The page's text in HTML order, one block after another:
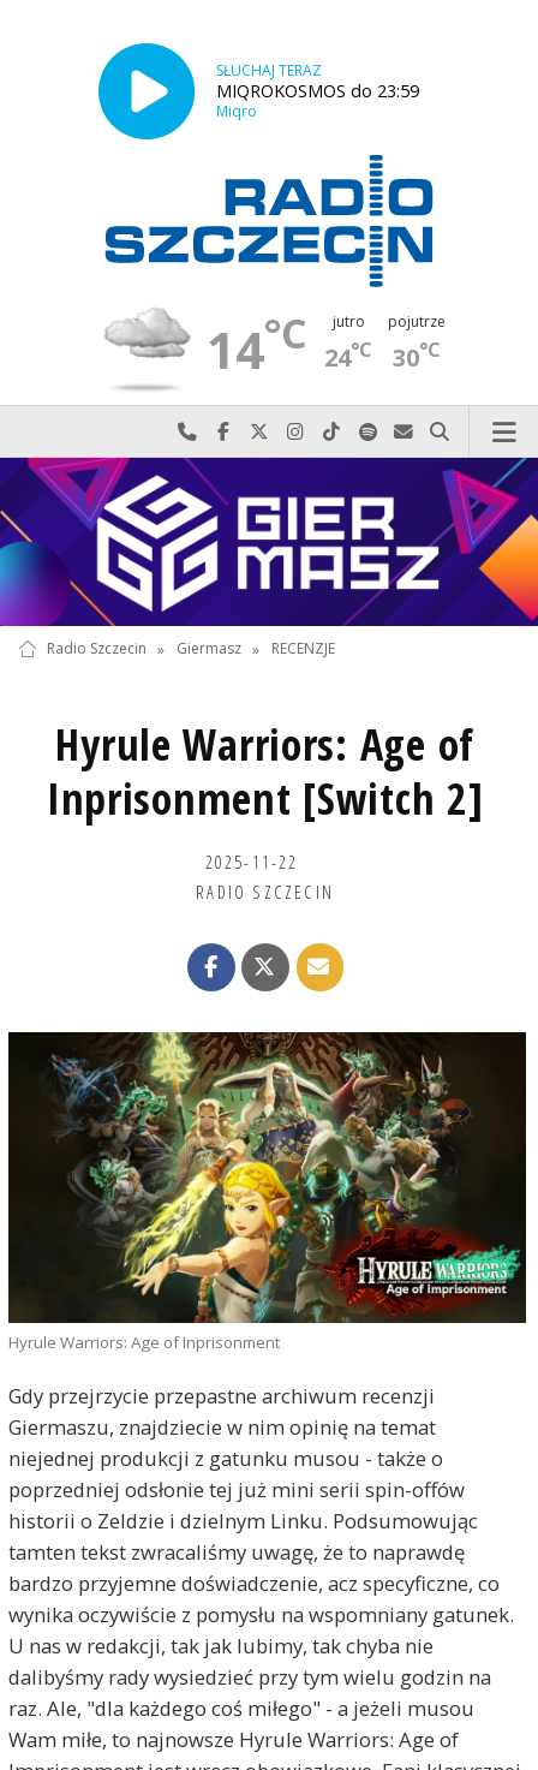
SŁUCHAJ TERAZ
MIQROKOSMOS do 23:59
Miqro
14°C jutro
24°C
pojutrze
30°C
Najlepiej po prostu do nas zadzwoń
Odwiedź nas na Facebook-u
Odwiedź nas na X
Odwiedź nas na Instagram-ie
Odwiedź nas na TikTok-u
Szukaj nas na Spotify
Wyślij do nas
Szukaj
Radio Szczecin » Giermasz » RECENZJE
Hyrule Warriors: Age of
Inprisonment [Switch 2]
2025-11-22
RADIO SZCZECIN
Hyrule Warriors: Age of Inprisonment
Gdy przejrzycie przepastne archiwum recenzji
Giermaszu, znajdziecie w nim opinię na temat
niejednej produkcji z gatunku musou - także o
poprzedniej odsłonie tej już mini serii spin-offów
historii o Zeldzie i dzielnym Linku. Podsumowując
tamten tekst zwracaliśmy uwagę, że to naprawdę
bardzo przyjemne doświadczenie, acz specyficzne, co
wynika oczywiście z pomysłu na wspomniany gatunek.
U nas w redakcji, tak jak lubimy, tak chyba nie
dalibyśmy rady wysiedzieć przy tym wielu godzin na
raz. Ale, "dla każdego coś miłego" - a jeżeli musou
Wam miłe, to najnowsze Hyrule Warriors: Age of